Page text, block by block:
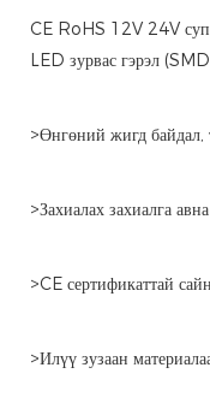
CE RoHS 12V 24V
LED зурвас гэрэл
>Өнгөний жигд байдал,
>Захиалах захиалга авна
>CE сертификаттай
>Илүү зузаан